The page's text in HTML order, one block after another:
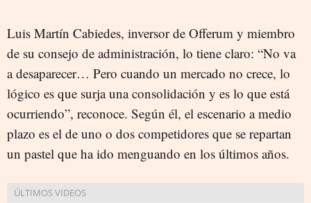
Luis Martín Cabiedes, inversor de Offerum y miembro
de su consejo de administración, lo tiene claro: “No va
a desaparecer… Pero cuando un mercado no crece, lo
lógico es que surja una consolidación y es lo que está
ocurriendo”, reconoce. Según él, el escenario a medio
plazo es el de uno o dos competidores que se repartan
un pastel que ha ido menguando en los últimos años.